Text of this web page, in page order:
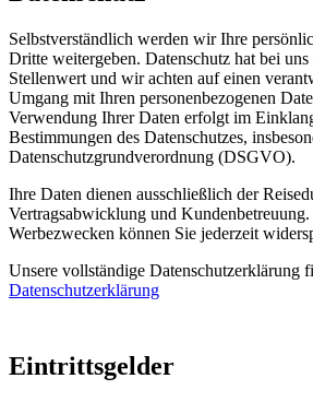
Selbstverständlich werden wir Ihre
Dritte weitergeben. Datenschutz hat bei uns
Stellenwert und wir achten auf einen
Umgang mit Ihren personenbezogenen
Verwendung Ihrer Daten erfolgt im
Bestimmungen des Datenschutzes,
Datenschutzgrundverordnung (DSGVO).
Ihre Daten dienen ausschließlich der
Vertragsabwicklung und
Werbezwecken können Sie jederzeit
Unsere vollständige Datenschutzerklärung
Datenschutzerklärung
Eintrittsgelder